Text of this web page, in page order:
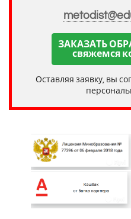
ЗАКАЗАТЬ
свяжемся
Оставляя заявку, вы